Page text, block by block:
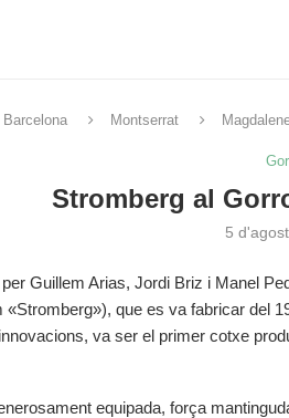
Barcelona Montserrat
Stromberg al
5
Guillem Arias, Jordi Briz i Manel
que es va fabricar del
va ser el primer cotxe
equipada, força